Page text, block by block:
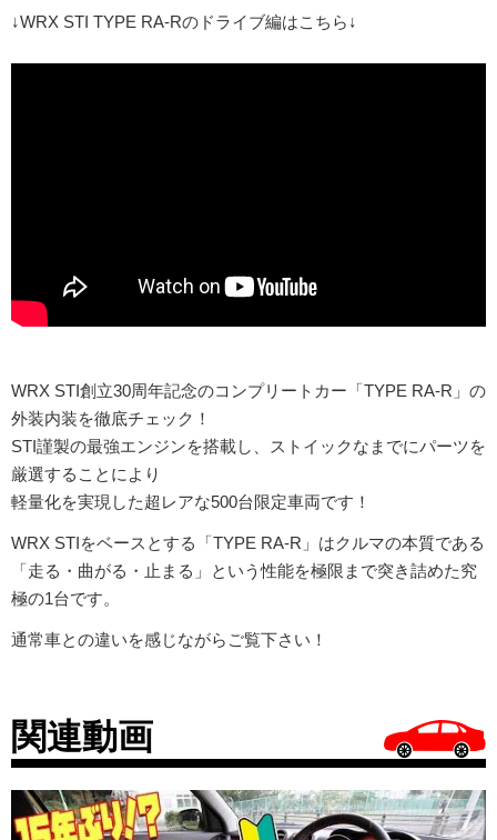
↓WRX STI TYPE RA-Rのドライブ編はこちら↓
WRX STI創立30周年記念のコンプリートカー「TYPE RA-R」の
外装内装を徹底チェック！
STI謹製の最強エンジンを搭載し、ストイックなまでにパーツを
厳選することにより
軽量化を実現した超レアな500台限定車両です！
WRX STIをベースとする「TYPE RA-R」はクルマの本質である
「走る・曲がる・止まる」という性能を極限まで突き詰めた究
極の1台です。
通常車との違いを感じながらご覧下さい！
関連動画